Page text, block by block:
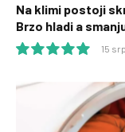
Na klimi postoji
Brzo hladi a
10.0
15